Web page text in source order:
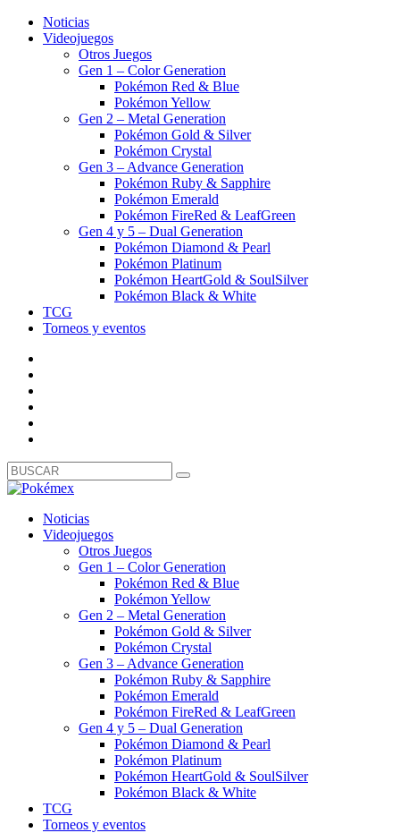
Noticias
Videojuegos
Otros Juegos
Gen 1 – Color Generation
Pokémon Red & Blue
Pokémon Yellow
Gen 2 – Metal Generation
Pokémon Gold & Silver
Pokémon Crystal
Gen 3 – Advance Generation
Pokémon Ruby & Sapphire
Pokémon Emerald
Pokémon FireRed & LeafGreen
Gen 4 y 5 – Dual Generation
Pokémon Diamond & Pearl
Pokémon Platinum
Pokémon HeartGold & SoulSilver
Pokémon Black & White
TCG
Torneos y eventos
Noticias
Videojuegos
Otros Juegos
Gen 1 – Color Generation
Pokémon Red & Blue
Pokémon Yellow
Gen 2 – Metal Generation
Pokémon Gold & Silver
Pokémon Crystal
Gen 3 – Advance Generation
Pokémon Ruby & Sapphire
Pokémon Emerald
Pokémon FireRed & LeafGreen
Gen 4 y 5 – Dual Generation
Pokémon Diamond & Pearl
Pokémon Platinum
Pokémon HeartGold & SoulSilver
Pokémon Black & White
TCG
Torneos y eventos